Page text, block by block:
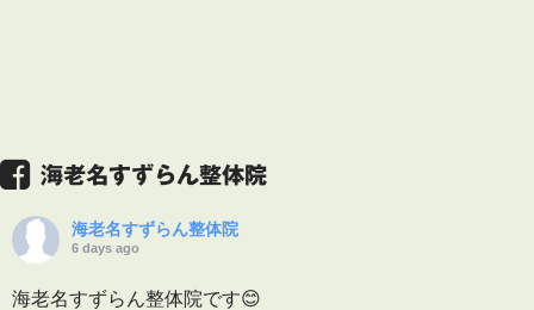
海老名すずらん整体院
海老名すずらん整体院
6 days ago
海老名すずらん整体院です😊